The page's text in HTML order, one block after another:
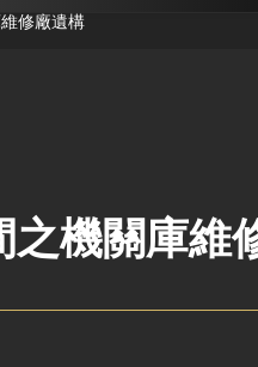
修廠遺構
機關庫維